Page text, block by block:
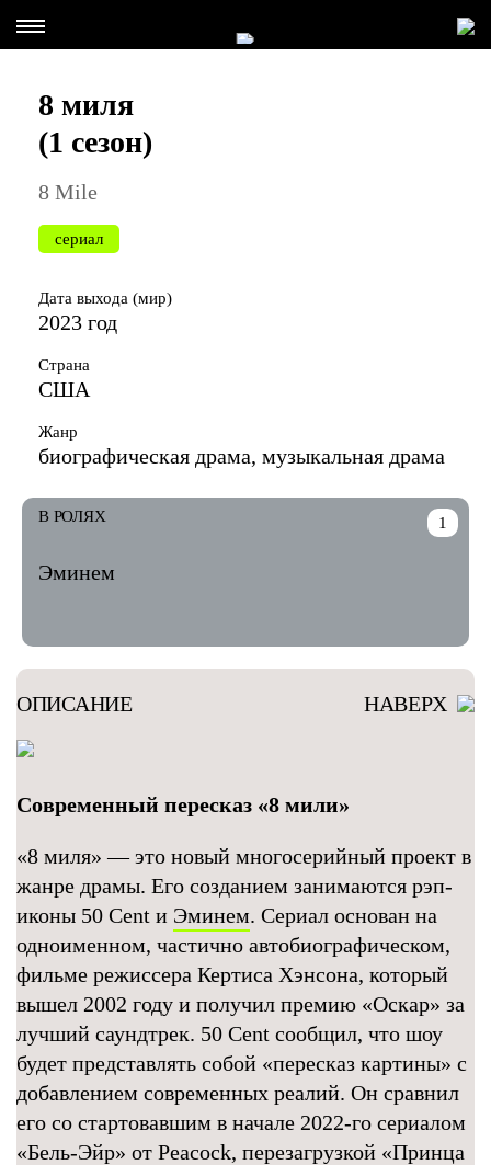
8 миля
(1 сезон)
8 Mile
сериал
Дата выхода (мир)
2023 год
Страна
США
Жанр
биографическая драма, музыкальная драма
1
В РОЛЯХ
Эминем
ОПИСАНИЕ НАВЕРХ
Современный пересказ «8 мили»
«8 миля» — это новый многосерийный проект в
жанре драмы. Его созданием занимаются рэп-
иконы 50 Cent и Эминем. Сериал основан на
одноименном, частично автобиографическом,
фильме режиссера Кертиса Хэнсона, который
вышел 2002 году и получил премию «Оскар» за
лучший саундтрек. 50 Cent сообщил, что шоу
будет представлять собой «пересказ картины» с
добавлением современных реалий. Он сравнил
его со стартовавшим в начале 2022-го сериалом
«Бель-Эйр» от Peacock, перезагрузкой «Принца